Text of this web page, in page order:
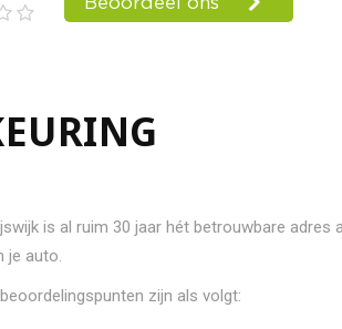
is al ruim 30 jaar hét betrouwbare adres
je auto.
zijn als volgt: